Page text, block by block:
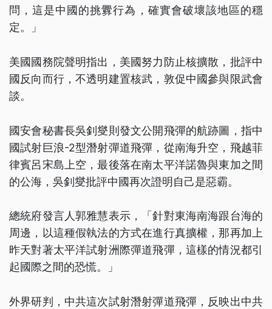
問，這是中國的挑釁行為，確實會破壞該地區的穩
定。」
美國國務院聲明指出，美國努力防止核擴散，批評中
國反向而行，不透明建置核武，敦促中國參與限武會
談。
國安會秘書長吳釗燮則發文公開飛彈的航跡圖，指中
國試射巨浪-2型潛射彈道飛彈，從南海升空，飛越菲
律賓呂宋島上空，最後落在南太平洋諾魯與東加之間
的公海，吳釗燮批評中國再次證明自己是惡霸。
總統府發言人郭雅慧表示，「針對東海南海跟台海的
周邊，以這種假執法的方式在進行真擴權，那再加上
昨天對著太平洋試射洲際彈道飛彈，這樣的情況都引
起國際之間的恐慌。」
外界研判，中共這次試射潛射彈道飛彈，反映出中共